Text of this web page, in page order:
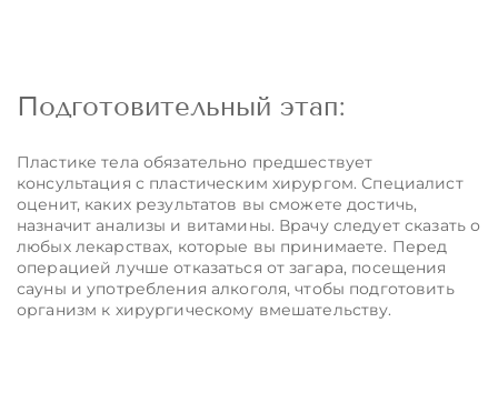
Подготовительный этап:
Пластике тела обязательно предшествует
консультация с пластическим хирургом. Специалист
оценит, каких результатов вы сможете достичь,
назначит анализы и витамины. Врачу следует сказать о
любых лекарствах, которые вы принимаете. Перед
операцией лучше отказаться от загара, посещения
сауны и употребления алкоголя, чтобы подготовить
организм к хирургическому вмешательству.